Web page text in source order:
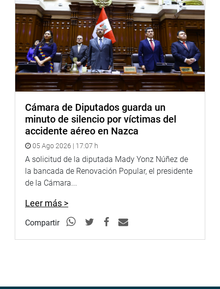
Cámara de Diputados guarda un
minuto de silencio por víctimas del
accidente aéreo en Nazca
05 Ago 2026 | 17:07 h
A solicitud de la diputada Mady Yonz Núñez de
la bancada de Renovación Popular, el presidente
de la Cámara...
Leer más >
Compartir